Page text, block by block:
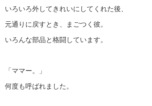
いろいろ外してきれいにしてくれた後、
元通りに戻すとき、まごつく彼。
いろんな部品と格闘しています。
「ママー。」
何度も呼ばれました。